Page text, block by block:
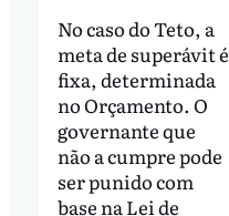
No caso do Teto, a
meta de superávit é
fixa, determinada
no Orçamento. O
governante que
não a cumpre pode
ser punido com
base na Lei de